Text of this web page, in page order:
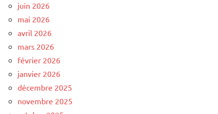
juin 2026
mai 2026
avril 2026
mars 2026
février 2026
janvier 2026
décembre 2025
novembre 2025